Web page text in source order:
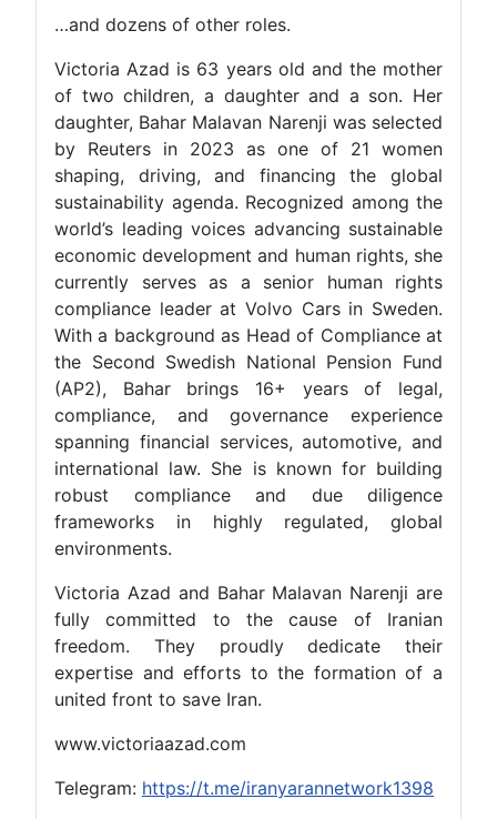
…and dozens of other roles.
Victoria Azad is 63 years old and the mother
of two children, a daughter and a son. Her
daughter, Bahar Malavan Narenji was selected
by Reuters in 2023 as one of 21 women
shaping, driving, and financing the global
sustainability agenda. Recognized among the
world’s leading voices advancing sustainable
economic development and human rights, she
currently serves as a senior human rights
compliance leader at Volvo Cars in Sweden.
With a background as Head of Compliance at
the Second Swedish National Pension Fund
(AP2), Bahar brings 16+ years of legal,
compliance, and governance experience
spanning financial services, automotive, and
international law. She is known for building
robust compliance and due diligence
frameworks in highly regulated, global
environments.
Victoria Azad and Bahar Malavan Narenji are
fully committed to the cause of Iranian
freedom. They proudly dedicate their
expertise and efforts to the formation of a
united front to save Iran.
www.victoriaazad.com
Telegram: https://t.me/iranyarannetwork1398